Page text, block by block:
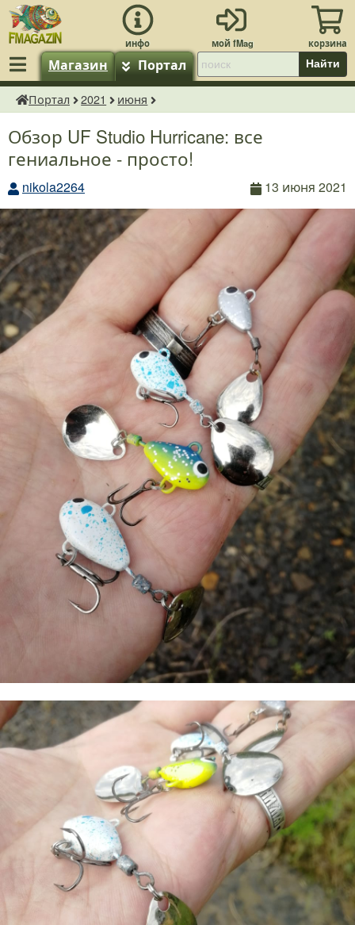
Магазин Портал Найти
fMagazin.ru
Портал 2021 июня
Обзор UF Studio Hurricane: все
гениальное - просто!
nikola2264 13 июня 2021